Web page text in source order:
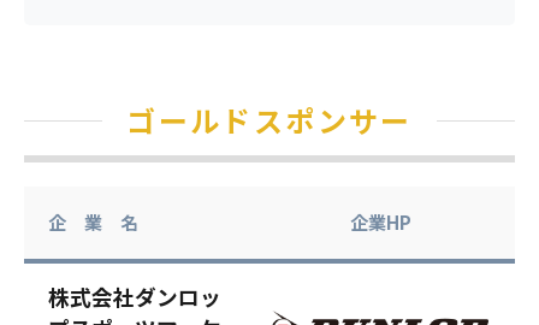
ゴールドスポンサー
企 業 名 企業HP
株式会社ダンロッ